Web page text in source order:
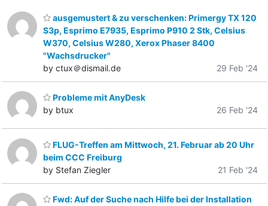
ausgemustert & zu verschenken: Primergy TX 120
S3p, Esprimo E7935, Esprimo P910 2 Stk, Celsius
W370, Celsius W280, Xerox Phaser 8400
"Wachsdrucker"
by ctux＠dismail.de
29 Feb '24
Probleme mit AnyDesk
by btux
26 Feb '24
FLUG-Treffen am Mittwoch, 21. Februar ab 20 Uhr
beim CCC Freiburg
by Stefan Ziegler
21 Feb '24
Fwd: Auf der Suche nach Hilfe bei der Installation